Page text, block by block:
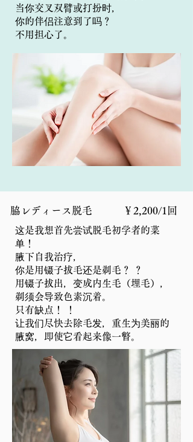
当你交叉双臂或打扮时，
你的伴侣注意到了吗？
不用担心了。
脇レディース脱毛 ￥2,200/1回
这是我想首先尝试脱毛初学者的菜
单！
腋下自我治疗，
你是用镊子拔毛还是剃毛？ ？
用镊子拔出，变成内生毛（埋毛），
剃须会导致色素沉着。
只有缺点！ ！
让我们尽快去除毛发，重生为美丽的
腋窝，即使它看起来像一瞥。